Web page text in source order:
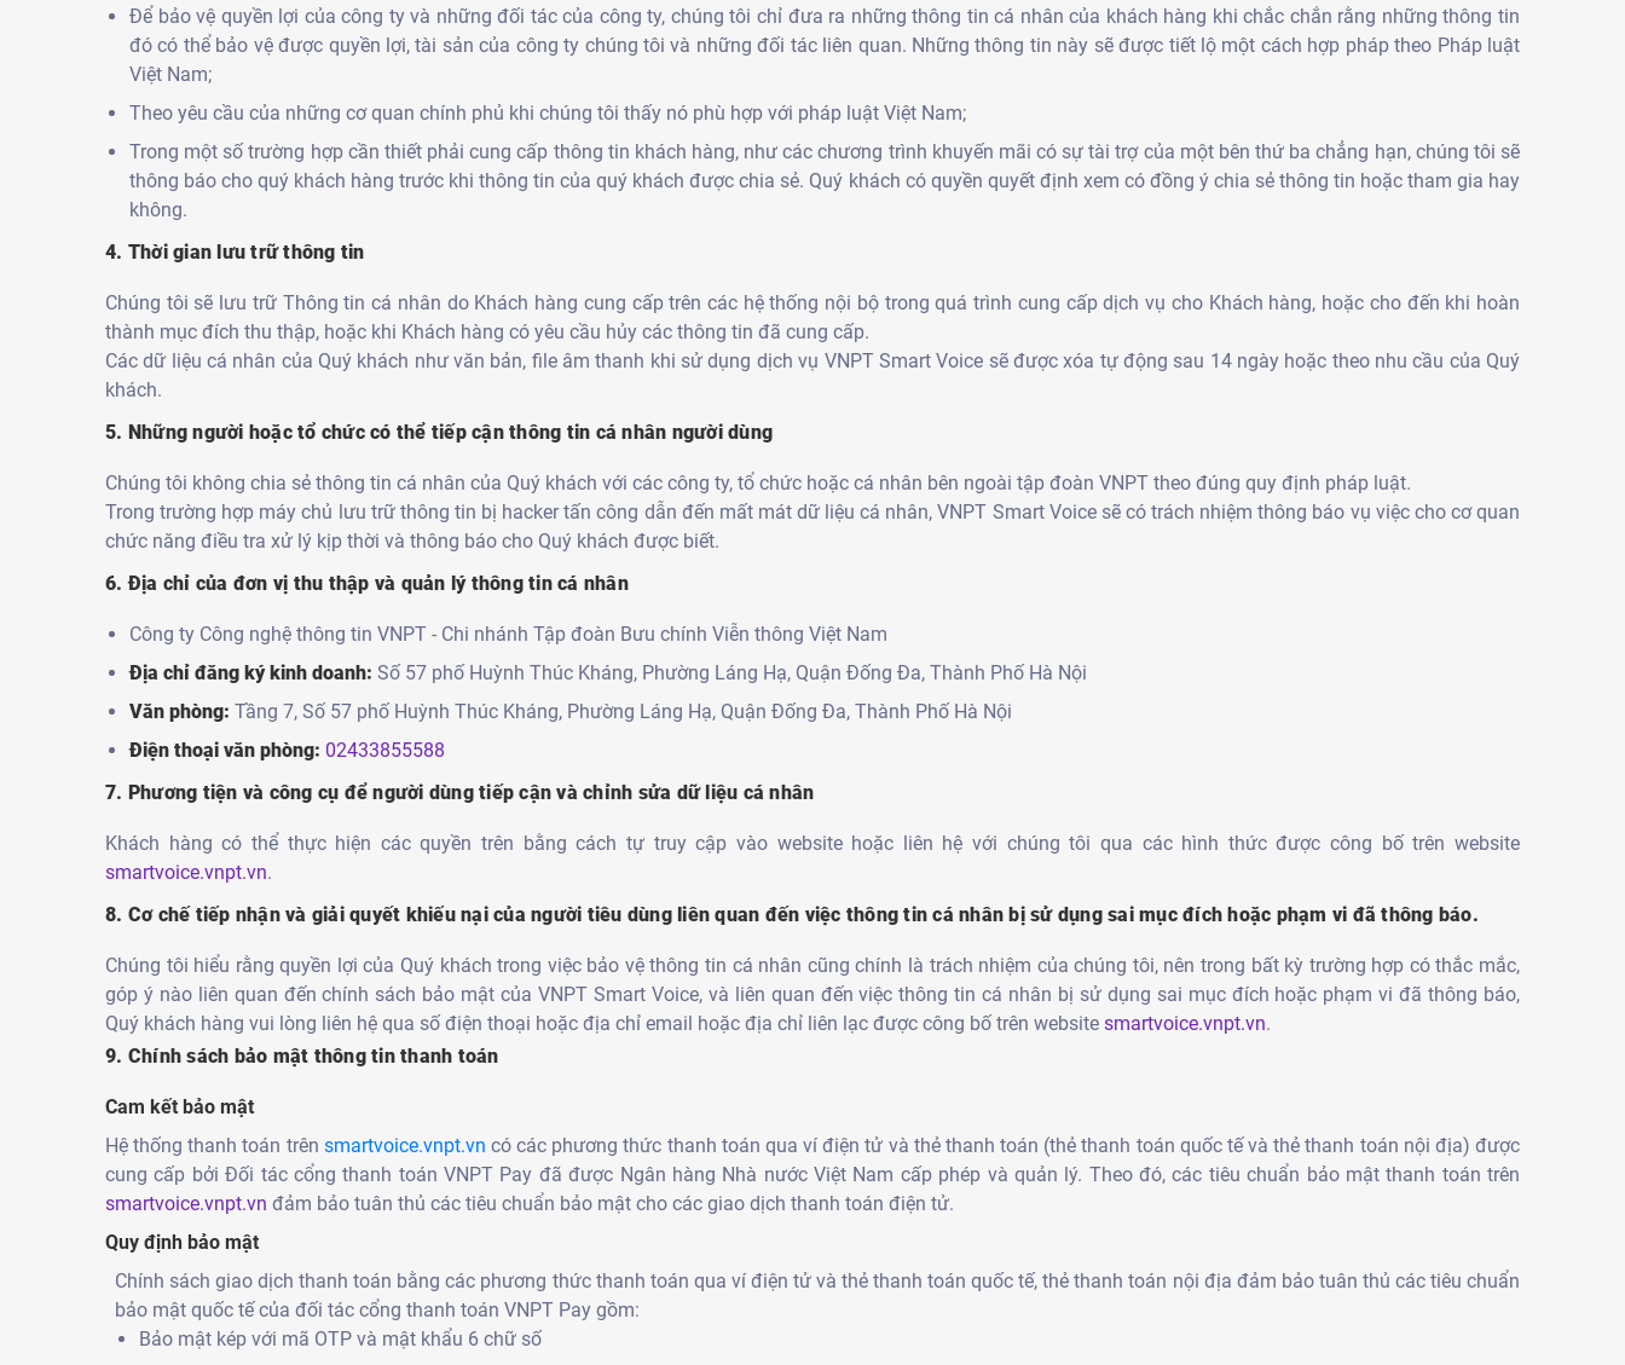
Để bảo vệ quyền lợi của công ty và những đối tác của công ty, chúng tôi chỉ đưa ra những thông tin cá nhân của khách hàng khi chắc chắn rằng những thông tin
đó có thể bảo vệ được quyền lợi, tài sản của công ty chúng tôi và những đối tác liên quan. Những thông tin này sẽ được tiết lộ một cách hợp pháp theo Pháp luật
Việt Nam;
Theo yêu cầu của những cơ quan chính phủ khi chúng tôi thấy nó phù hợp với pháp luật Việt Nam;
Trong một số trường hợp cần thiết phải cung cấp thông tin khách hàng, như các chương trình khuyến mãi có sự tài trợ của một bên thứ ba chẳng hạn, chúng tôi sẽ
thông báo cho quý khách hàng trước khi thông tin của quý khách được chia sẻ. Quý khách có quyền quyết định xem có đồng ý chia sẻ thông tin hoặc tham gia hay
không.
4. Thời gian lưu trữ thông tin
Chúng tôi sẽ lưu trữ Thông tin cá nhân do Khách hàng cung cấp trên các hệ thống nội bộ trong quá trình cung cấp dịch vụ cho Khách hàng, hoặc cho đến khi hoàn
thành mục đích thu thập, hoặc khi Khách hàng có yêu cầu hủy các thông tin đã cung cấp.
Các dữ liệu cá nhân của Quý khách như văn bản, file âm thanh khi sử dụng dịch vụ VNPT Smart Voice sẽ được xóa tự động sau 14 ngày hoặc theo nhu cầu của Quý
khách.
5. Những người hoặc tổ chức có thể tiếp cận thông tin cá nhân người dùng
Chúng tôi không chia sẻ thông tin cá nhân của Quý khách với các công ty, tổ chức hoặc cá nhân bên ngoài tập đoàn VNPT theo đúng quy định pháp luật.
Trong trường hợp máy chủ lưu trữ thông tin bị hacker tấn công dẫn đến mất mát dữ liệu cá nhân, VNPT Smart Voice sẽ có trách nhiệm thông báo vụ việc cho cơ quan
chức năng điều tra xử lý kịp thời và thông báo cho Quý khách được biết.
6. Địa chỉ của đơn vị thu thập và quản lý thông tin cá nhân
Công ty Công nghệ thông tin VNPT - Chi nhánh Tập đoàn Bưu chính Viễn thông Việt Nam
Địa chỉ đăng ký kinh doanh: Số 57 phố Huỳnh Thúc Kháng, Phường Láng Hạ, Quận Đống Đa, Thành Phố Hà Nội
Văn phòng: Tầng 7, Số 57 phố Huỳnh Thúc Kháng, Phường Láng Hạ, Quận Đống Đa, Thành Phố Hà Nội
Điện thoại văn phòng: 02433855588
7. Phương tiện và công cụ để người dùng tiếp cận và chỉnh sửa dữ liệu cá nhân
Khách hàng có thể thực hiện các quyền trên bằng cách tự truy cập vào website hoặc liên hệ với chúng tôi qua các hình thức được công bố trên website
smartvoice.vnpt.vn.
8. Cơ chế tiếp nhận và giải quyết khiếu nại của người tiêu dùng liên quan đến việc thông tin cá nhân bị sử dụng sai mục đích hoặc phạm vi đã thông báo.
Chúng tôi hiểu rằng quyền lợi của Quý khách trong việc bảo vệ thông tin cá nhân cũng chính là trách nhiệm của chúng tôi, nên trong bất kỳ trường hợp có thắc mắc,
góp ý nào liên quan đến chính sách bảo mật của VNPT Smart Voice, và liên quan đến việc thông tin cá nhân bị sử dụng sai mục đích hoặc phạm vi đã thông báo,
Quý khách hàng vui lòng liên hệ qua số điện thoại hoặc địa chỉ email hoặc địa chỉ liên lạc được công bố trên website smartvoice.vnpt.vn.
9. Chính sách bảo mật thông tin thanh toán
Cam kết bảo mật
Hệ thống thanh toán trên smartvoice.vnpt.vn có các phương thức thanh toán qua ví điện tử và thẻ thanh toán (thẻ thanh toán quốc tế và thẻ thanh toán nội địa) được
cung cấp bởi Đối tác cổng thanh toán VNPT Pay đã được Ngân hàng Nhà nước Việt Nam cấp phép và quản lý. Theo đó, các tiêu chuẩn bảo mật thanh toán trên
smartvoice.vnpt.vn đảm bảo tuân thủ các tiêu chuẩn bảo mật cho các giao dịch thanh toán điện tử.
Quy định bảo mật
Chính sách giao dịch thanh toán bằng các phương thức thanh toán qua ví điện tử và thẻ thanh toán quốc tế, thẻ thanh toán nội địa đảm bảo tuân thủ các tiêu chuẩn
bảo mật quốc tế của đối tác cổng thanh toán VNPT Pay gồm:
Bảo mật kép với mã OTP và mật khẩu 6 chữ số